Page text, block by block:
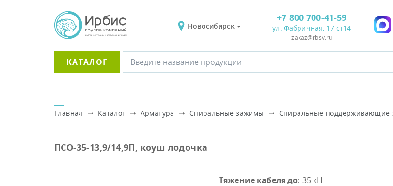
Новосибирск
+7 800 700-41-59
ул. Фабричная, 17 ст14
zakaz@rbsv.ru
КАТАЛОГ
Главная Каталог Арматура Спиральные зажимы Спиральные поддерживающие
ПСО-35-13,9/14,9П, коуш лодочка
Тяжение кабеля до: 35 кН